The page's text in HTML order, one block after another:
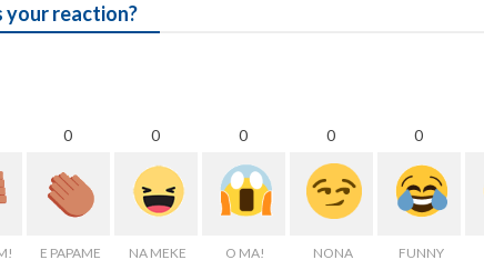
your reaction?
0
E PAPAME
0
NA MEKE
0
O MA!
0
NONA
0
FUNNY